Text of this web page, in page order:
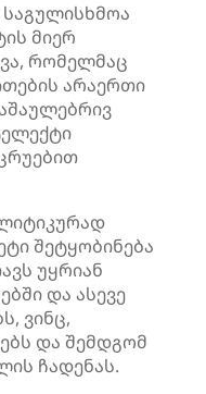
საგულისხმოა
მიერ
რომელმაც
არაერთი
შეტყობინება
უყრიან
და ასევე
ვინც,
და შემდგომ
ჩადენას.